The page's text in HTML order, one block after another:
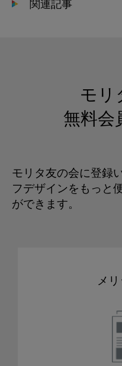
関連記事
モリ
無料会
モリタ友の会に登録
フデザインをもっと
ができます。
メリ